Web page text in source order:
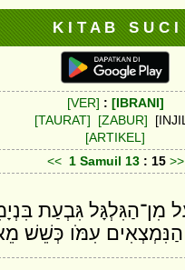
K I T A B S U C I
[VER] : [IBRANI]
[TAURAT]
[ZABUR]
[ARTIKEL]
<< 1 Samuil 13 : 15 >>
מִן־הַגִּלְגָּל גִּבְעַת
עִמֹּו כְּשֵׁשׁ